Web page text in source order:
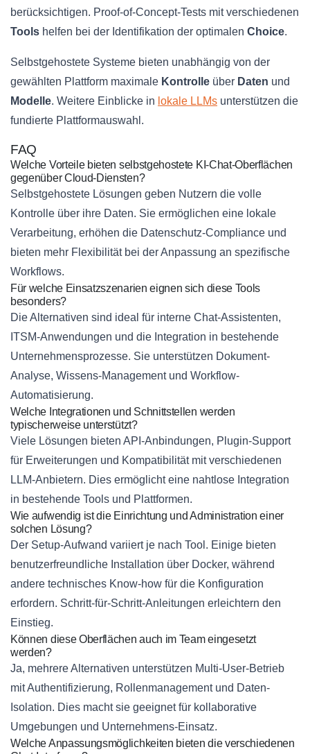
berücksichtigen. Proof-of-Concept-Tests mit verschiedenen
Tools helfen bei der Identifikation der optimalen Choice.
Selbstgehostete Systeme bieten unabhängig von der
gewählten Plattform maximale Kontrolle über Daten und
Modelle. Weitere Einblicke in lokale LLMs unterstützen die
fundierte Plattformauswahl.
FAQ
Welche Vorteile bieten selbstgehostete KI-Chat-Oberflächen
gegenüber Cloud-Diensten?
Selbstgehostete Lösungen geben Nutzern die volle
Kontrolle über ihre Daten. Sie ermöglichen eine lokale
Verarbeitung, erhöhen die Datenschutz-Compliance und
bieten mehr Flexibilität bei der Anpassung an spezifische
Workflows.
Für welche Einsatzszenarien eignen sich diese Tools
besonders?
Die Alternativen sind ideal für interne Chat-Assistenten,
ITSM-Anwendungen und die Integration in bestehende
Unternehmensprozesse. Sie unterstützen Dokument-
Analyse, Wissens-Management und Workflow-
Automatisierung.
Welche Integrationen und Schnittstellen werden
typischerweise unterstützt?
Viele Lösungen bieten API-Anbindungen, Plugin-Support
für Erweiterungen und Kompatibilität mit verschiedenen
LLM-Anbietern. Dies ermöglicht eine nahtlose Integration
in bestehende Tools und Plattformen.
Wie aufwendig ist die Einrichtung und Administration einer
solchen Lösung?
Der Setup-Aufwand variiert je nach Tool. Einige bieten
benutzerfreundliche Installation über Docker, während
andere technisches Know-how für die Konfiguration
erfordern. Schritt-für-Schritt-Anleitungen erleichtern den
Einstieg.
Können diese Oberflächen auch im Team eingesetzt
werden?
Ja, mehrere Alternativen unterstützen Multi-User-Betrieb
mit Authentifizierung, Rollenmanagement und Daten-
Isolation. Dies macht sie geeignet für kollaborative
Umgebungen und Unternehmens-Einsatz.
Welche Anpassungsmöglichkeiten bieten die verschiedenen